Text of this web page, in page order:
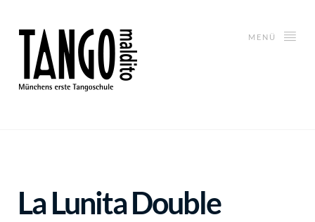
MENÜ
La Lunita Double